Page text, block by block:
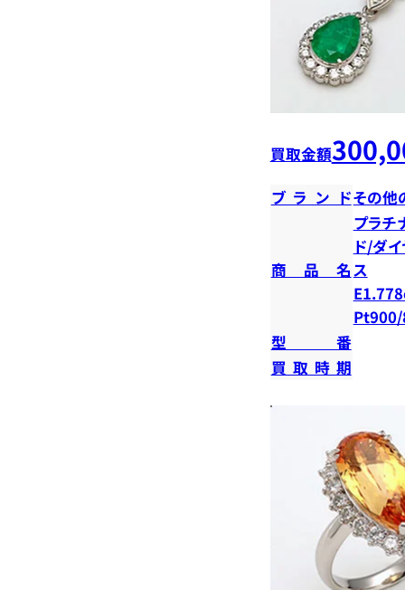
買取金額
ブランドその他
商品名
プラチ
ド/ダ
ス
型番
買取時期